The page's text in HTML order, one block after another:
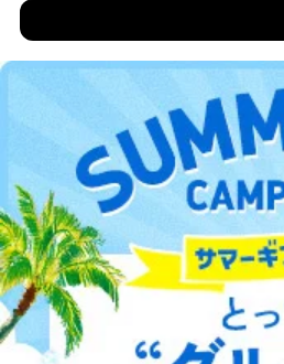
DOWNLOAD
DOWNLOAD
ご利用方法はこ
総合案内
アフィリエイト
プレスリリース